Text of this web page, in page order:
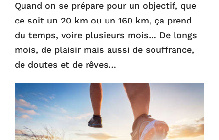
Quand on se prépare pour un objectif, que
ce soit un 20 km ou un 160 km, ça prend
du temps, voire plusieurs mois… De longs
mois, de plaisir mais aussi de souffrance,
de doutes et de rêves…